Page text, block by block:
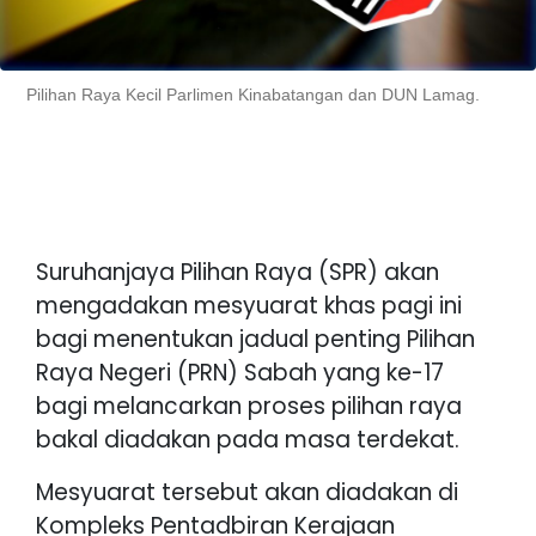
Pilihan Raya Kecil Parlimen Kinabatangan dan DUN Lamag.
Suruhanjaya Pilihan Raya (SPR) akan
mengadakan mesyuarat khas pagi ini
bagi menentukan jadual penting Pilihan
Raya Negeri (PRN) Sabah yang ke-17
bagi melancarkan proses pilihan raya
bakal diadakan pada masa terdekat.
Mesyuarat tersebut akan diadakan di
Kompleks Pentadbiran Kerajaan